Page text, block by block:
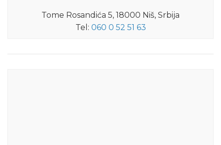
Tome Rosandića 5, 18000 Niš, Srbija
Tel: 060 0 52 51 63